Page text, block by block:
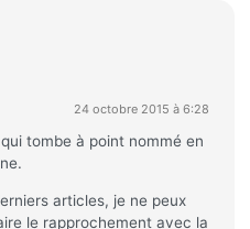
24 octobre 2015 à 6:28
tombe à point nommé en
articles, je ne peux
le rapprochement avec la